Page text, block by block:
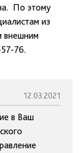
По этому
из
внешним
76.
12.03.2021
в Ваш